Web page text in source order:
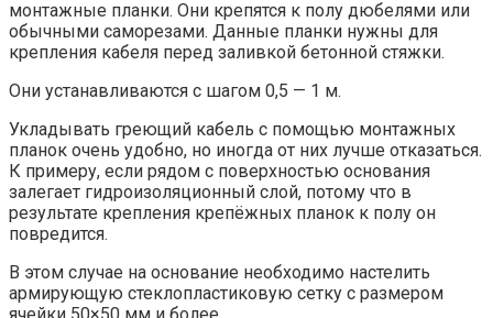
монтажные планки. Они крепятся к полу дюбелями или
обычными саморезами. Данные планки нужны для
крепления кабеля перед заливкой бетонной стяжки.
Они устанавливаются с шагом 0,5 — 1 м.
Укладывать греющий кабель с помощью монтажных
планок очень удобно, но иногда от них лучше отказаться.
К примеру, если рядом с поверхностью основания
залегает гидроизоляционный слой, потому что в
результате крепления крепёжных планок к полу он
повредится.
В этом случае на основание необходимо настелить
армирующую стеклопластиковую сетку с размером